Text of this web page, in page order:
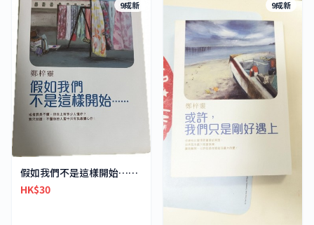
9成新
假如我們不是這樣開始……
HK$30
9成新